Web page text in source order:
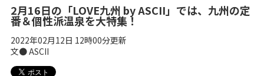
2月16日の「LOVE九州 by ASCII」では、九州の定
番＆個性派温泉を大特集！
2022年02月12日 12時00分更新
文● ASCII